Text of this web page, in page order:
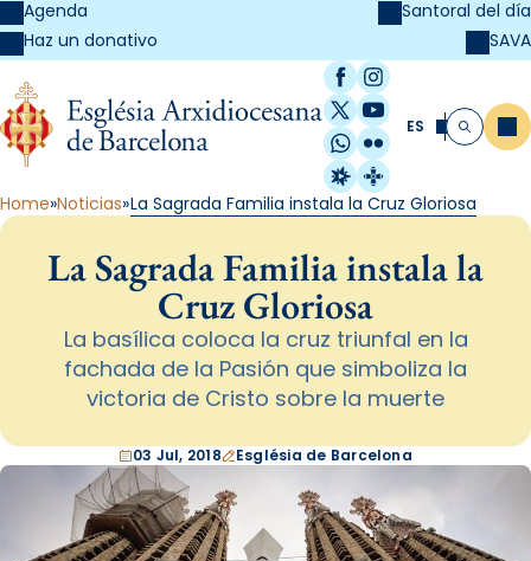
Agenda
Haz un donativo
Santoral del día
SAVA
Facebook
Instagram
X / Twitter
YouTube
WhatsApp
Flickr
Radio Estel
Catalunya
ES Buscar
Home Noticias La Sagrada Familia instala la Cruz Gloriosa
La Sagrada Familia instala la
Cruz Gloriosa
La basílica coloca la cruz triunfal en la
fachada de la Pasión que simboliza la
victoria de Cristo sobre la muerte
03 Jul, 2018 Església de Barcelona